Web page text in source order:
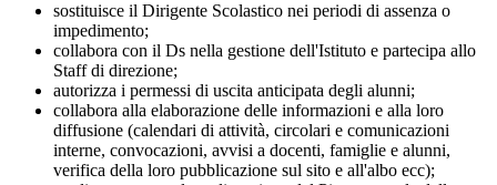
sostituisce il Dirigente Scolastico nei periodi di assenza o
impedimento;
collabora con il Ds nella gestione dell'Istituto e partecipa allo
Staff di direzione;
autorizza i permessi di uscita anticipata degli alunni;
collabora alla elaborazione delle informazioni e alla loro
diffusione (calendari di attività, circolari e comunicazioni
interne, convocazioni, avvisi a docenti, famiglie e alunni,
verifica della loro pubblicazione sul sito e all'albo ecc);